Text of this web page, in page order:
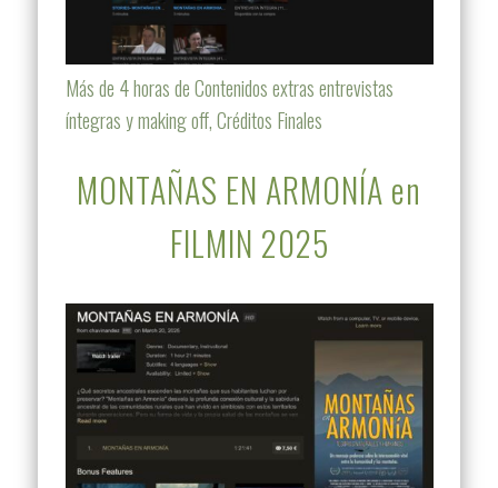
Más de 4 horas de Contenidos extras entrevistas
íntegras y making off, Créditos Finales
MONTAÑAS EN ARMONÍA en
FILMIN 2025